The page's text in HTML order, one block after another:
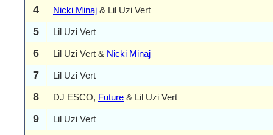
4 Nicki Minaj & Lil Uzi Vert
5 Lil Uzi Vert
6 Lil Uzi Vert & Nicki Minaj
7 Lil Uzi Vert
8 DJ ESCO, Future & Lil Uzi Vert
9 Lil Uzi Vert